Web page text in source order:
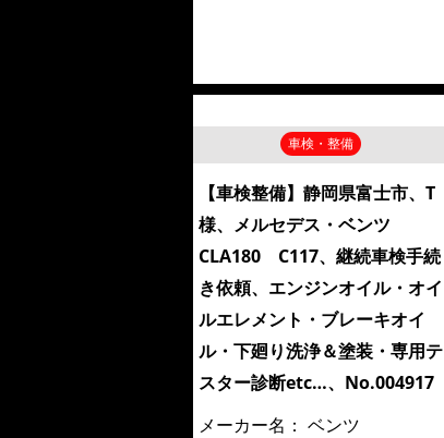
車検・整備
【車検整備】静岡県富士市、T
様、メルセデス・ベンツ
CLA180 C117、継続車検手続
き依頼、エンジンオイル・オイ
ルエレメント・ブレーキオイ
ル・下廻り洗浄＆塗装・専用テ
スター診断etc…、No.004917
メーカー名： ベンツ